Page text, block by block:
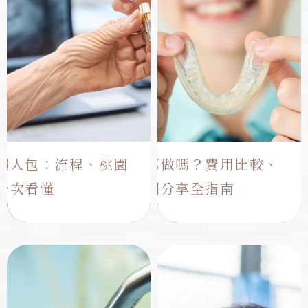
人包：流程、桃園
次看懂
遇到缺牙千萬別擺爛，小心
前「人工植牙」是公認最像
真牙的重建方式，能有效阻
止口腔健康的惡化。這篇 植
牙懶人包不講艱深術語，直
​兒童隱適美推薦做嗎？費用比較、
適用條件與案例分享全指南
孩童在處於6-12歲多為混合
齒列期，部分咬合與顎弓問
題可在此階段介入評估，這
時期都可以算是顎骨的黃金
生長期；是否需要治療仍取
決於齒列狀況、顎骨生長型